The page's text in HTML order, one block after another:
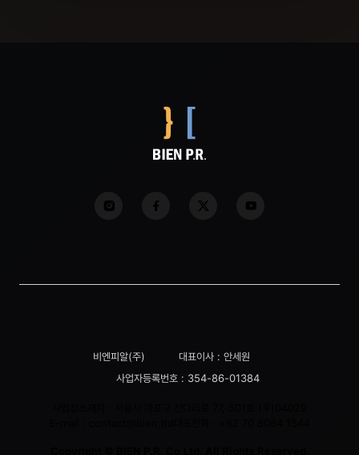
비엔피알(주)
대표이사 : 안세원
사업자등록번호 : 354-86-01384